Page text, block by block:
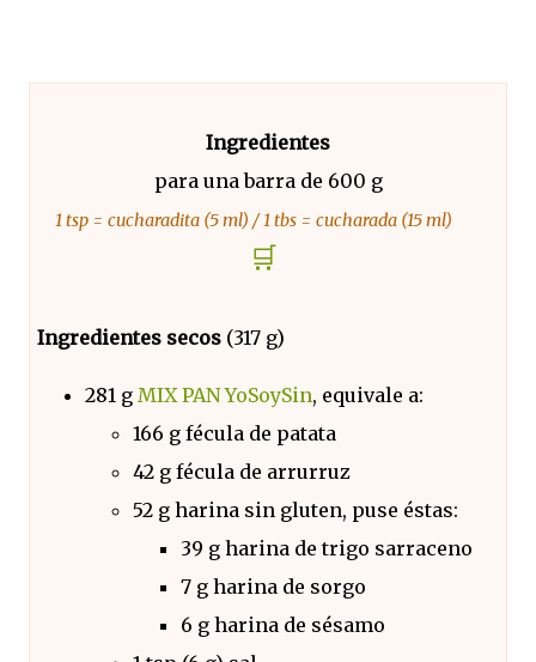
Ingredientes
para una barra de 600 g
1 tsp = cucharadita (5 ml) / 1 tbs = cucharada (15 ml)
🛒
Ingredientes secos(317 g)
281 g MIX PAN YoSoySin, equivale a:
166 g fécula de patata
42 g fécula de arrurruz
52 g harina sin gluten, puse éstas:
39 g harina de trigo sarraceno
7 g harina de sorgo
6 g harina de sésamo